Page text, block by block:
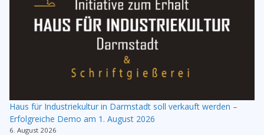
Haus für Industriekultur in Darmstadt soll verkauft werden –
Erfolgreiche Demo am 1. August 2026
6. August 2026